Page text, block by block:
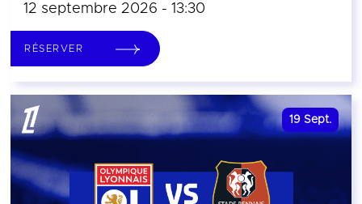
12 septembre 2026 - 13:30
RÉSERVER
19 Sept.